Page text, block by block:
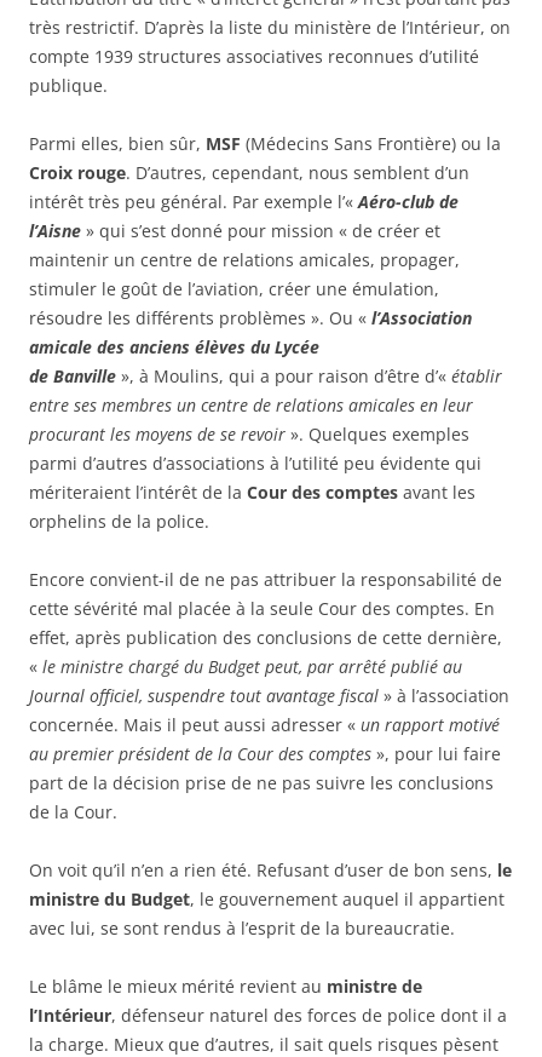
très restrictif. D’après la liste du ministère de l’Intérieur, on
compte 1939 structures associatives reconnues d’utilité
publique.
Parmi elles, bien sûr, MSF (Médecins Sans Frontière) ou la
Croix rouge. D’autres, cependant, nous semblent d’un
intérêt très peu général. Par exemple l’«Aéro-club de
l’Aisne » qui s’est donné pour mission « de créer et
maintenir un centre de relations amicales, propager,
stimuler le goût de l’aviation, créer une émulation,
résoudre les différents problèmes ». Ou « l’Association
amicale des anciens élèves du Lycée
de Banville », à Moulins, qui a pour raison d’être d’« établir
entre ses membres un centre de relations amicales en leur
procurant les moyens de se revoir ». Quelques exemples
parmi d’autres d’associations à l’utilité peu évidente qui
mériteraient l’intérêt de la Cour des comptes avant les
orphelins de la police.
Encore convient-il de ne pas attribuer la responsabilité de
cette sévérité mal placée à la seule Cour des comptes. En
effet, après publication des conclusions de cette dernière,
« le ministre chargé du Budget peut, par arrêté publié au
Journal officiel, suspendre tout avantage fiscal » à l’association
concernée. Mais il peut aussi adresser « un rapport motivé
au premier président de la Cour des comptes », pour lui faire
part de la décision prise de ne pas suivre les conclusions
de la Cour.
On voit qu’il n’en a rien été. Refusant d’user de bon sens, le
ministre du Budget, le gouvernement auquel il appartient
avec lui, se sont rendus à l’esprit de la bureaucratie.
Le blâme le mieux mérité revient au ministre de
l’Intérieur, défenseur naturel des forces de police dont il a
la charge. Mieux que d’autres, il sait quels risques pèsent